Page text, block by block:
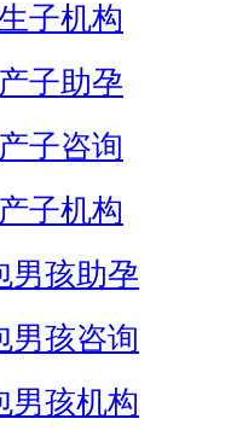
子机构
子助孕
子咨询
子机构
男孩助孕
男孩咨询
男孩机构